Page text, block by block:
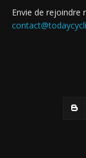
Envie de rejoindre